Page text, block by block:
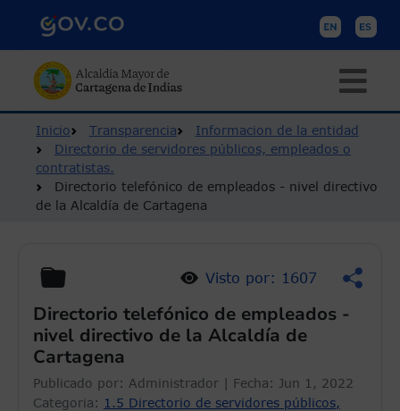
Ruta de navegación
Inicio Transparencia
Informacion de la entidad
Directorio de servidores públicos, empleados o
contratistas.
Directorio telefónico de empleados - nivel directivo
de la Alcaldía de Cartagena
Visto por: 1607
Directorio telefónico de empleados -
nivel directivo de la Alcaldía de
Cartagena
Publicado por: Administrador | Fecha: Jun 1, 2022
Categoria: 1.5 Directorio de servidores públicos,